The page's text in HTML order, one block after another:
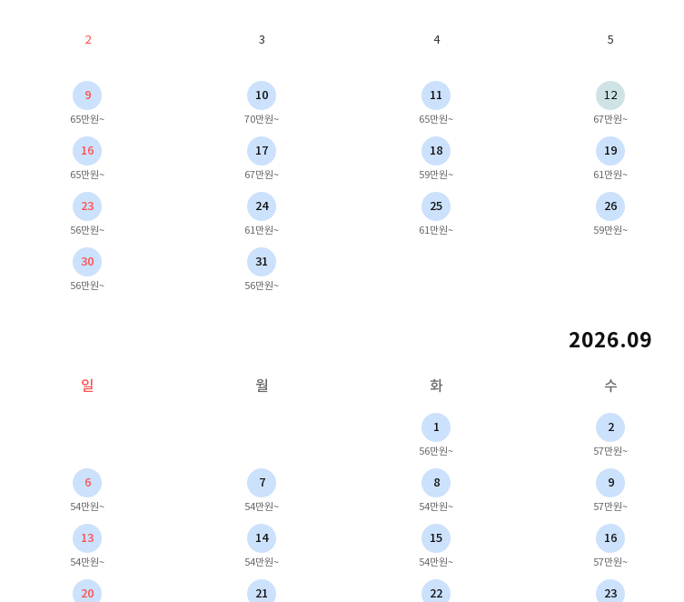
2 3 4 5
9
65만원~
10
70만원~
11
65만원~
12
67만원~
16
65만원~
17
67만원~
18
59만원~
19
61만원~
23
56만원~
24
61만원~
25
61만원~
26
59만원~
30
56만원~
31
56만원~
2026.09
일 월 화 수
1
56만원~
2
57만원~
6
54만원~
7
54만원~
8
54만원~
9
57만원~
13
54만원~
14
54만원~
15
54만원~
16
57만원~
20 21 22 23